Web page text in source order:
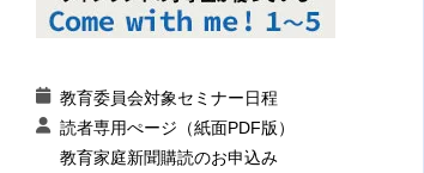
教育委員会対象セミナー日程
読者専用ぺージ（紙面PDF版）
教育家庭新聞購読のお申込み